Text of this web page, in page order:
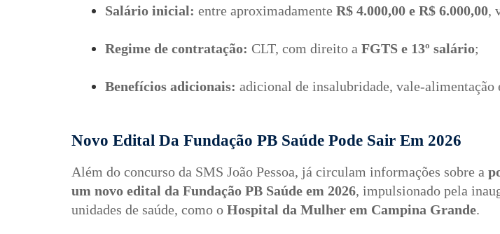
Salário inicial: entre aproximadamente R$ 4.000,00 e R$ 6.000,00,
Regime de contratação: CLT, com direito a FGTS e 13º salário;
Benefícios adicionais: adicional de insalubridade, vale-alimentação
Novo Edital Da Fundação PB Saúde Pode Sair Em 2026
Além do concurso da SMS João Pessoa, já circulam informações sobre a
um novo edital da Fundação PB Saúde em 2026, impulsionado pela
unidades de saúde, como o Hospital da Mulher em Campina Grande.